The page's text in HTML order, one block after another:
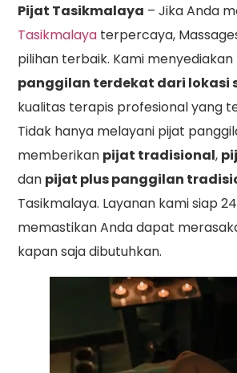
Pijat Tasikmalaya – Jika Anda
Tasikmalaya terpercaya,
pilihan terbaik. Kami
panggilan terdekat dari lokasi
kualitas terapis profesional yang
Tidak hanya melayani pijat
memberikan pijat tradisional,
dan pijat plus panggilan
Tasikmalaya. Layanan kami siap
memastikan Anda dapat
kapan saja dibutuhkan.